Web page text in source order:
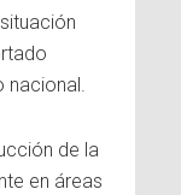
nacional.
de la
en áreas